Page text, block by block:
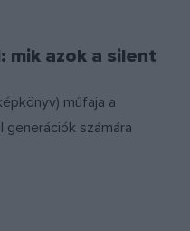
mik azok a silent
műfaja a
generációk számára